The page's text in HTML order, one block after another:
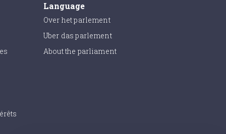
Language
Over het parlement
Uber das parlement
About the parliament